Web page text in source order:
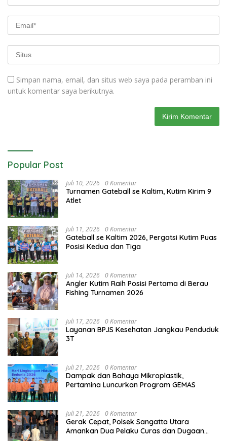
Simpan nama, email, dan situs web saya pada peramban ini
untuk komentar saya berikutnya.
Popular Post
Juli 10, 2026 0 Komentar
Turnamen Gateball se Kaltim, Kutim Kirim 9
Atlet
Juli 11, 2026 0 Komentar
Gateball se Kaltim 2026, Pergatsi Kutim Puas
Posisi Kedua dan Tiga
Juli 14, 2026 0 Komentar
Angler Kutim Raih Posisi Pertama di Berau
Fishing Turnamen 2026
Juli 17, 2026 0 Komentar
Layanan BPJS Kesehatan Jangkau Penduduk
3T
Juli 21, 2026 0 Komentar
Dampak dan Bahaya Mikroplastik,
Pertamina Luncurkan Program GEMAS
Juli 21, 2026 0 Komentar
Gerak Cepat, Polsek Sangatta Utara
Amankan Dua Pelaku Curas dan Dugaan